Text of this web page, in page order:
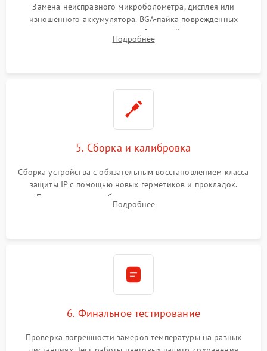
Замена неисправного микроболометра, дисплея или
изношенного аккумулятора. BGA-пайка поврежденных
контроллеров на материнской плате. Восстановление
разъемов и кнопок, замена поврежденных элементов
Подробнее
5. Сборка и калибровка
Сборка устройства с обязательным восстановлением класса
защиты IP с помощью новых герметиков и прокладок.
Программная калибровка матрицы по эталонному
абсолютно черному телу для точного измерения температур.
Подробнее
6. Финальное тестирование
Проверка погрешности замеров температуры на разных